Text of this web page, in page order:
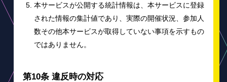
本サービスが公開する統計情報は、本サービスに登録
された情報の集計値であり、実際の開催状況、参加人
数その他本サービスが取得していない事項を示すもの
ではありません。
第10条 違反時の対応